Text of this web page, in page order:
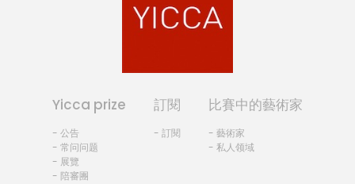
Yicca prize
- 公告
- 常问问题
- 展覽
- 陪審團
訂閱
- 訂閱
比賽中的藝術家
- 藝術家
- 私人领域